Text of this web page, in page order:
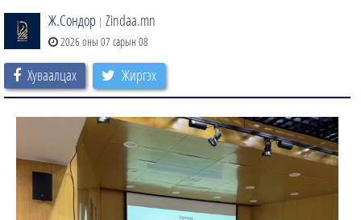
Ж.Сондор | Zindaa.mn
2026 оны 07 сарын 08
Хуваалцах Жиргэх